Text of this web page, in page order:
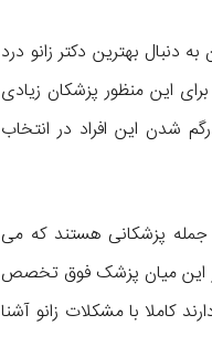
بهترین دکتر زانو درد
این منظور پزشکان زیادی
این افراد در انتخاب
جمله پزشکانی هستند که می
در این میان پزشک فوق تخصص
کاملا با مشکلات زانو آشنا